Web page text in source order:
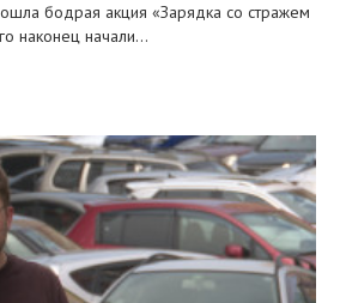
бодрая акция «Зарядка со стражем
наконец начали…